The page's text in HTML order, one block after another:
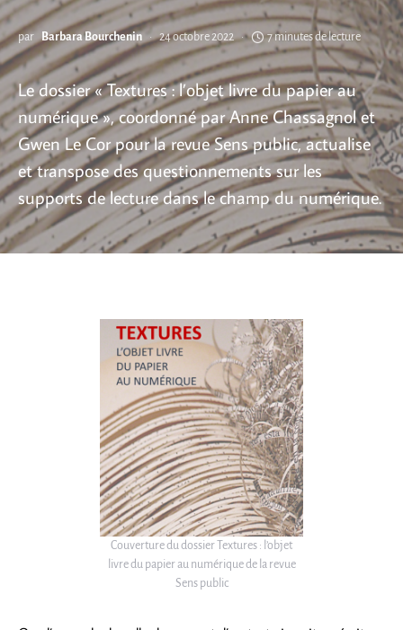
par Barbara Bourchenin 24 octobre 2022 7 minutes de lecture
Le dossier « Textures : l’objet livre du papier au
numérique », coordonné par Anne Chassagnol et
Gwen Le Cor pour la revue Sens public, actualise
et transpose des questionnements sur les
supports de lecture dans le champ du numérique.
Couverture du dossier Textures : l’objet
livre du papier au numérique de la revue
Sens public